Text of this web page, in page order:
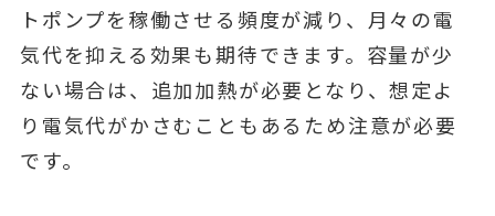
トポンプを稼働させる頻度が減り、月々の電
気代を抑える効果も期待できます。容量が少
ない場合は、追加加熱が必要となり、想定よ
り電気代がかさむこともあるため注意が必要
です。